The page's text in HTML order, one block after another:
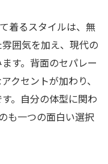
着るスタイルは、無
囲気を加え、現代の
す。背面のセパレー
クセントが加わり、
。自分の体型に関わ
も一つの面白い選択